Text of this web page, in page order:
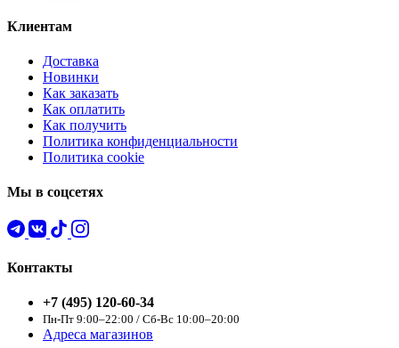
Клиентам
Доставка
Новинки
Как заказать
Как оплатить
Как получить
Политика конфиденциальности
Политика cookie
Мы в соцсетях
Контакты
+7 (495) 120-60-34
Пн-Пт 9:00–22:00 / Сб-Вс 10:00–20:00
Адреса магазинов